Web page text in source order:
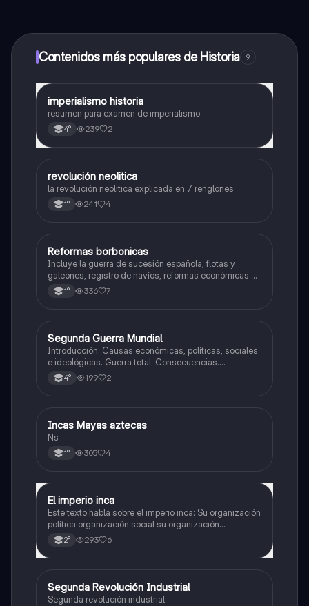
a determinadas funciones.
Contenidos más populares de Historia 9
Historia
imperialismo historia
resumen para examen de imperialismo
4° 239 2
Historia
revolución neolitica
la revolución neolitica explicada en 7 renglones
1° 241 4
Historia
Reformas borbonicas
Incluye la guerra de sucesión española, flotas y
galeones, registro de navíos, reformas económicas y
virreinatos
1° 336 7
Historia
Segunda Guerra Mundial
Introducción. Causas económicas, políticas, sociales
e ideológicas. Guerra total. Consecuencias.
Tensiones en europa. Inicio de la guerra.
4° 199 2
Historia
Incas Mayas aztecas
Ns
1° 305 4
Historia
El imperio inca
Este texto habla sobre el imperio inca: Su organización
política organización social su organización
económica su y organización religiosa
2° 293 6
Historia
Segunda Revolución Industrial
Segunda revolución industrial.